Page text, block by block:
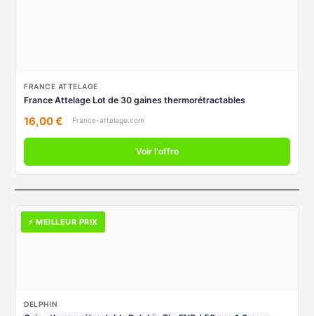
FRANCE ATTELAGE
France Attelage Lot de 30 gaines thermorétractables
16,00 € France-attelage.com
Voir l'offre
⚡ MEILLEUR PRIX
DELPHIN